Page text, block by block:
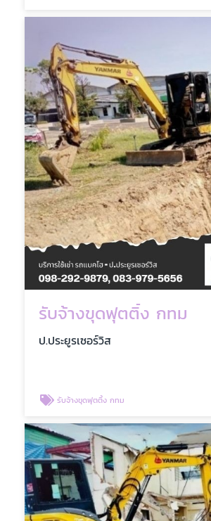
รับจ้างขุดฟุตติ้ง กทม
ป.ประยูรเซอร์วิส
รับจ้างขุดฟุตติ้ง กทม